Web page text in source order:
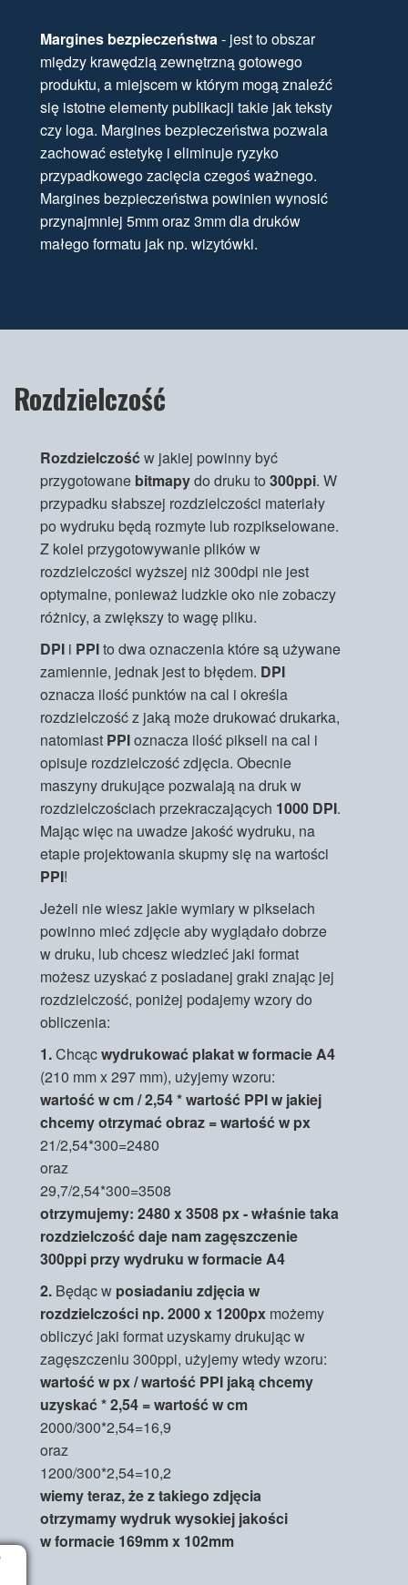
Margines bezpieczeństwa- jest to obszar
między krawędzią zewnętrzną gotowego
produktu, a miejscem w którym mogą znaleźć
się istotne elementy publikacji takie jak teksty
czy loga. Margines bezpieczeństwa pozwala
zachować estetykę i eliminuje ryzyko
przypadkowego zacięcia czegoś ważnego.
Margines bezpieczeństwa powinien wynosić
przynajmniej 5mm oraz 3mm dla druków
małego formatu jak np. wizytówki.
Rozdzielczość
Rozdzielczośćw jakiej powinny być
przygotowane bitmapydo druku to 300ppi. W
przypadku słabszej rozdzielczości materiały
po wydruku będą rozmyte lub rozpikselowane.
Z kolei przygotowywanie plików w
rozdzielczości wyższej niż 300dpi nie jest
optymalne, ponieważ ludzkie oko nie zobaczy
różnicy, a zwiększy to wagę pliku.
DPI i PPIto dwa oznaczenia które są używane
zamiennie, jednak jest to błędem. DPI
oznacza ilość punktów na cal i określa
rozdzielczość z jaką może drukować drukarka,
natomiast PPIoznacza ilość pikseli na cal i
opisuje rozdzielczość zdjęcia. Obecnie
maszyny drukujące pozwalają na druk w
rozdzielczościach przekraczających 1000 DPI.
Mając więc na uwadze jakość wydruku, na
etapie projektowania skupmy się na wartości
PPI!
Jeżeli nie wiesz jakie wymiary w pikselach
powinno mieć zdjęcie aby wyglądało dobrze
w druku, lub chcesz wiedzieć jaki format
możesz uzyskać z posiadanej graki znając jej
rozdzielczość, poniżej podajemy wzory do
obliczenia:
1.Chcącwydrukować plakat w formacie A4
(210 mm x 297 mm), użyjemy wzoru:
wartość w cm / 2,54 * wartość PPI w jakiej
chcemy otrzymać obraz = wartość w px
21/2,54*300=2480
oraz
29,7/2,54*300=3508
otrzymujemy: 2480 x 3508 px - właśnie taka
rozdzielczość daje nam zagęszczenie
300ppi przy wydruku w formacie A4
2. Będąc w posiadaniu zdjęcia w
rozdzielczości np. 2000 x 1200px możemy
obliczyć jaki format uzyskamy drukując w
zagęszczeniu 300ppi, użyjemy wtedy wzoru:
wartość w px / wartość PPI jaką chcemy
uzyskać * 2,54 = wartość w cm
2000/300*2,54=16,9
oraz
1200/300*2,54=10,2
wiemy teraz, że z takiego zdjęcia
otrzymamy wydruk wysokiej jakości
w formacie 169mm x 102mm